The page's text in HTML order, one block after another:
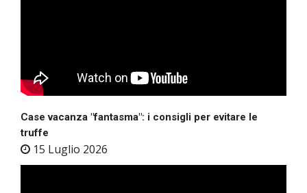
Case vacanza "fantasma": i consigli per evitare le
truffe
15 Luglio 2026